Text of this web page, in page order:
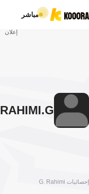
مباشر
إعلان
G.
RAHIMI
إحصائيات G. Rahimi